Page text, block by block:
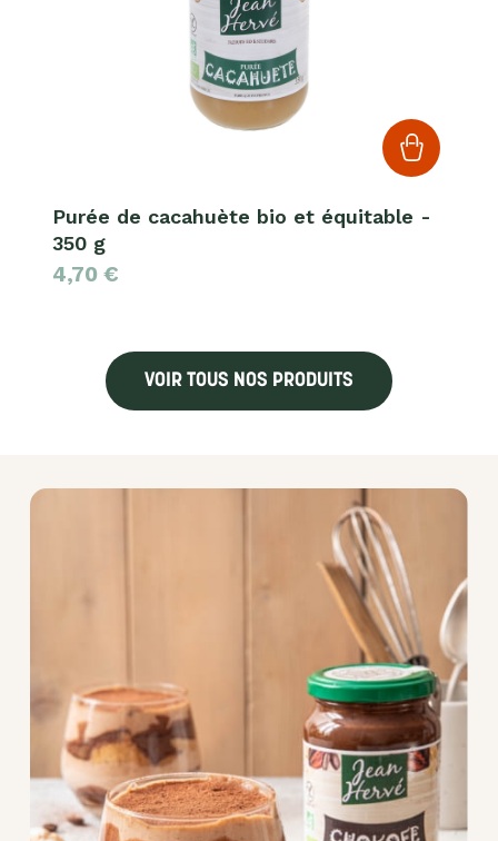
Purée de cacahuète bio et équitable -
350 g
4,70 €
VOIR TOUS NOS PRODUITS